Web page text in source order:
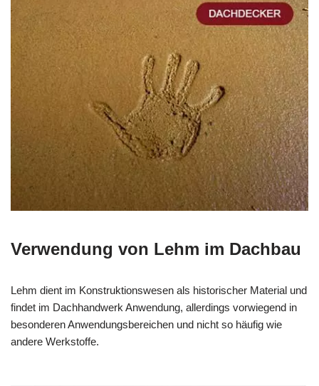
Verwendung von Lehm im Dachbau
Lehm dient im Konstruktionswesen als historischer Material und
findet im Dachhandwerk Anwendung, allerdings vorwiegend in
besonderen Anwendungsbereichen und nicht so häufig wie
andere Werkstoffe.